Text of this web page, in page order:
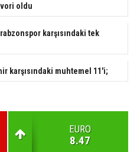
oldu
karşısındaki tek
karşısındaki muhtemel 11'i;
EURO
8.47